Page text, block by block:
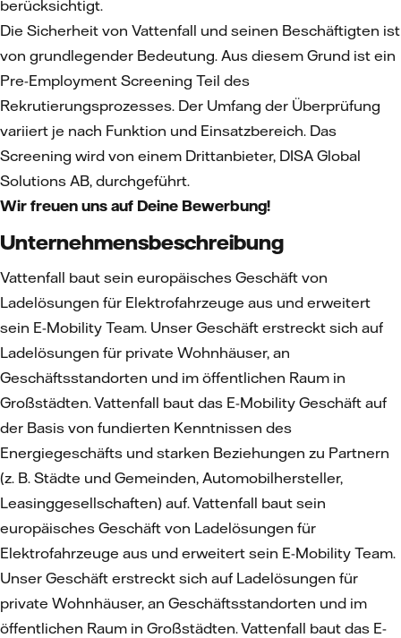
berücksichtigt.
Die Sicherheit von Vattenfall und seinen Beschäftigten ist
von grundlegender Bedeutung. Aus diesem Grund ist ein
Pre-Employment Screening Teil des
Rekrutierungsprozesses. Der Umfang der Überprüfung
variiert je nach Funktion und Einsatzbereich. Das
Screening wird von einem Drittanbieter, DISA Global
Solutions AB, durchgeführt.
Wir freuen uns auf Deine Bewerbung!
Unternehmensbeschreibung
Vattenfall baut sein europäisches Geschäft von
Ladelösungen für Elektrofahrzeuge aus und erweitert
sein E-Mobility Team. Unser Geschäft erstreckt sich auf
Ladelösungen für private Wohnhäuser, an
Geschäftsstandorten und im öffentlichen Raum in
Großstädten. Vattenfall baut das E-Mobility Geschäft auf
der Basis von fundierten Kenntnissen des
Energiegeschäfts und starken Beziehungen zu Partnern
(z. B. Städte und Gemeinden, Automobilhersteller,
Leasinggesellschaften) auf. Vattenfall baut sein
europäisches Geschäft von Ladelösungen für
Elektrofahrzeuge aus und erweitert sein E-Mobility Team.
Unser Geschäft erstreckt sich auf Ladelösungen für
private Wohnhäuser, an Geschäftsstandorten und im
öffentlichen Raum in Großstädten. Vattenfall baut das E-